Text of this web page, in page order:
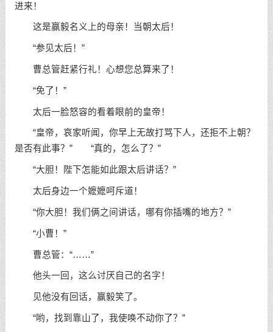
进来！
这是赢毅名义上的母亲！当朝太后！
“参见太后！”
曹总管赶紧行礼！心想您总算来了！
“免了！”
太后一脸怒容的看着眼前的皇帝！
“皇帝，哀家听闻，你早上无故打骂下人，还拒不上朝？
是否有此事？” “真的，怎么了？”
“大胆！陛下怎能如此跟太后讲话？”
太后身边一个嬷嬷呵斥道！
“你大胆！我们俩之间讲话，哪有你插嘴的地方？”
“小曹！”
曹总管：“……”
他头一回，这么讨厌自己的名字！
见他没有回话，赢毅笑了。
“哟，找到靠山了，我使唤不动你了？”